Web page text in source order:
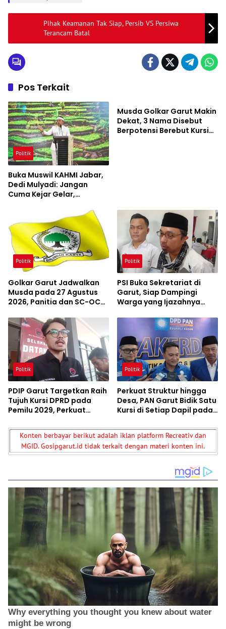
Pihak Keamanan Tak Siap, Persib VS Persiwa
Terancam Batal
Pos Terkait
Politik
Buka Muswil KAHMI Jabar,
Dedi Mulyadi: Jangan
Cuma Kejar Gelar,
Musda Golkar Garut Makin
Dekat, 3 Nama Disebut
Berpotensi Berebut Kursi
Politik
Golkar Garut Jadwalkan
Musda pada 27 Agustus
2026, Panitia dan SC-OC
Politik
PSI Buka Sekretariat di
Garut, Siap Dampingi
Warga yang Ijazahnya
Rumah Aspirasi
Masyarakat
Politik
PDIP Garut Targetkan Raih
Tujuh Kursi DPRD pada
Pemilu 2029, Perkuat
Tingkat RW
Politik
Perkuat Struktur hingga
Desa, PAN Garut Bidik Satu
Kursi di Setiap Dapil pada
Konten berbayar berikut adalah iklan platform Recreativ dan
MGID. Gosipgarut.id tidak terkait dengan materi konten ini.